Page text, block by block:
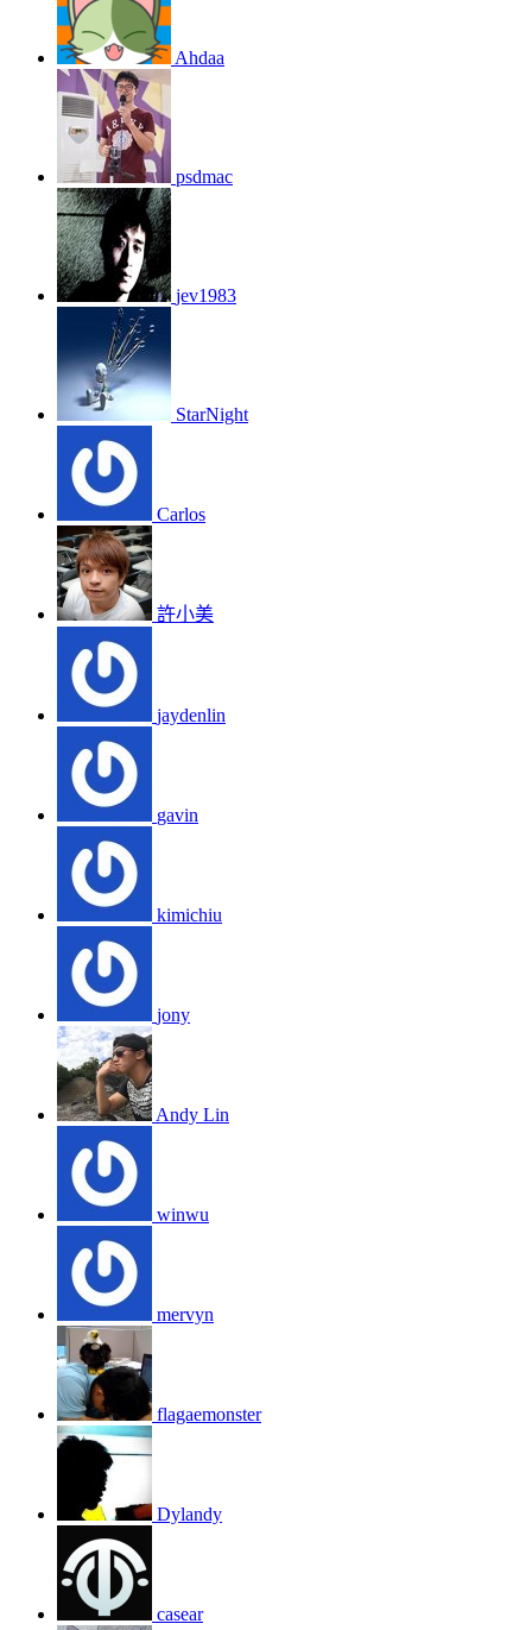
Ahdaa
psdmac
jev1983
StarNight
Carlos
許小美
jaydenlin
gavin
kimichiu
jony
Andy Lin
winwu
mervyn
flagaemonster
Dylandy
casear